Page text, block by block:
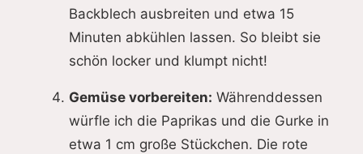
Backblech ausbreiten und etwa 15
Minuten abkühlen lassen. So bleibt sie
schön locker und klumpt nicht!
Gemüse vorbereiten: Währenddessen
würfle ich die Paprikas und die Gurke in
etwa 1 cm große Stückchen. Die rote